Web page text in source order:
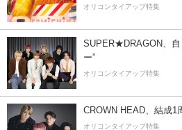
オリコンタイアップ特集
SUPER★DRAGON、自
ー”
オリコンタイアップ特集
CROWN HEAD、結成1
オリコンタイアップ特集